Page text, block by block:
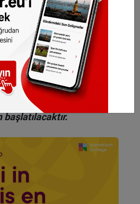
bültenimize abone olun,
Avrupa ülkeleri gündeminden
her gün telefonunuza
için tıklayın
haberlerin her türlü
’ya aittir. Haberin linki
alınan haberler